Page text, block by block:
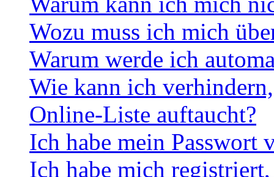
Wozu muss ich mich
Warum werde ich
Wie kann ich
Online-Liste auftaucht?
Ich habe mein Passwort
Ich habe mich